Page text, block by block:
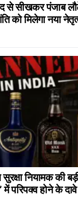
से सीखकर पंजाब
को मिलेगा नया
नियामक की
में परिपक्व होने के